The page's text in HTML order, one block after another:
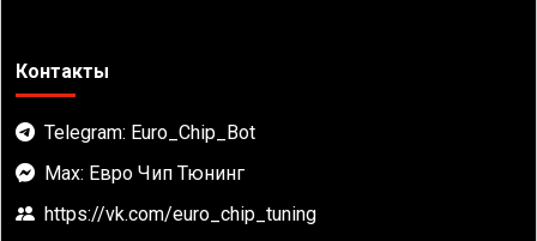
Контакты
Telegram: Euro_Chip_Bot
Max: Евро Чип Тюнинг
https://vk.com/euro_chip_tuning